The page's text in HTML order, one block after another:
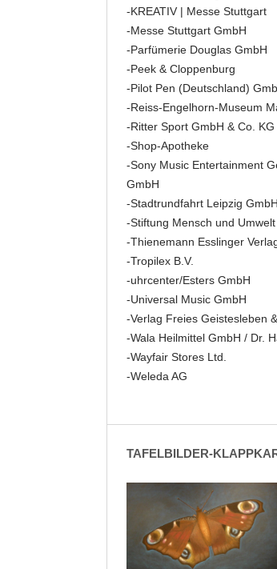
-KREATIV | Messe Stuttgart
-Messe Stuttgart GmbH
-Parfümerie Douglas GmbH
-Peek & Cloppenburg
-Pilot Pen (Deutschland)
-Reiss-Engelhorn-Museum
-Ritter Sport GmbH & Co. KG
-Shop-Apotheke
-Sony Music Entertainment
GmbH
-Stadtrundfahrt Leipzig GmbH
-Stiftung Mensch und Umwelt
-Thienemann Esslinger
-Tropilex B.V.
-uhrcenter/Esters GmbH
-Universal Music GmbH
-Verlag Freies Geistesleben
-Wala Heilmittel GmbH / Dr.
-Wayfair Stores Ltd.
-Weleda AG
TAFELBILDER-